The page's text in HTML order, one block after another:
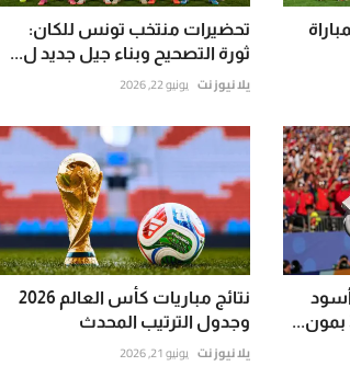
تحضيرات منتخب تونس للكان:
ثورة التصحيح وبناء جيل جديد ل...
يلا نيوز نت يونيو 22, 2026
أسود
نتائج مباريات كأس العالم 2026
وجدول الترتيب المحدث
يلا نيوز نت يونيو 21, 2026